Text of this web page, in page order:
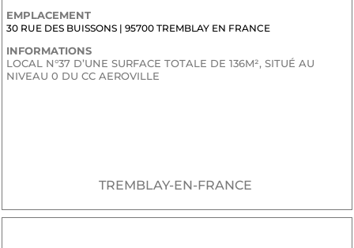
EMPLACEMENT
30 RUE DES BUISSONS | 95700 TREMBLAY EN FRANCE
INFORMATIONS
LOCAL N°37 D’UNE SURFACE TOTALE DE 136M², SITUÉ AU
NIVEAU 0 DU CC AEROVILLE
TREMBLAY-EN-FRANCE